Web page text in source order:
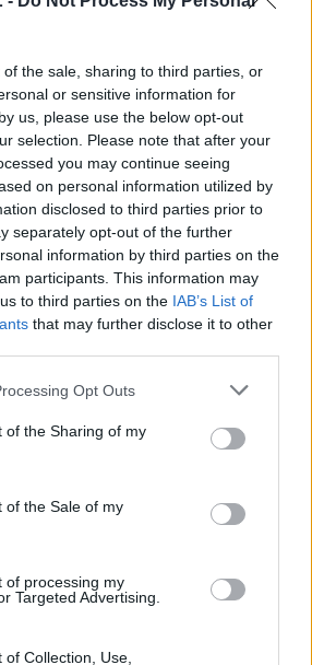
the sale, sharing to third parties, or
or sensitive information for
us, please use the below opt-out
selection. Please note that after your
you may continue seeing
on personal information utilized by
disclosed to third parties prior to
separately opt-out of the further
information by third parties on the
participants. This information may
to third parties on the IAB’s List of
that may further disclose it to other
Opt Outs
of the Sharing of my
of the Sale of my
of processing my
Targeted Advertising.
Collection, Use,
την εβδομάδα